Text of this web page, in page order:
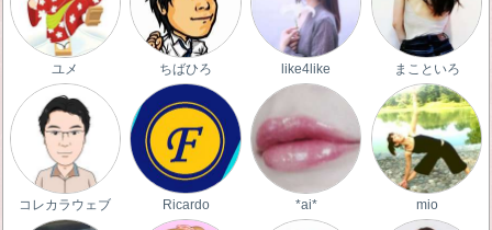
ユメ ちばひろ like4like まこといろ
コレカラウェブ Ricardo *ai* mio